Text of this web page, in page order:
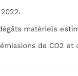
matériels
de CO2 et